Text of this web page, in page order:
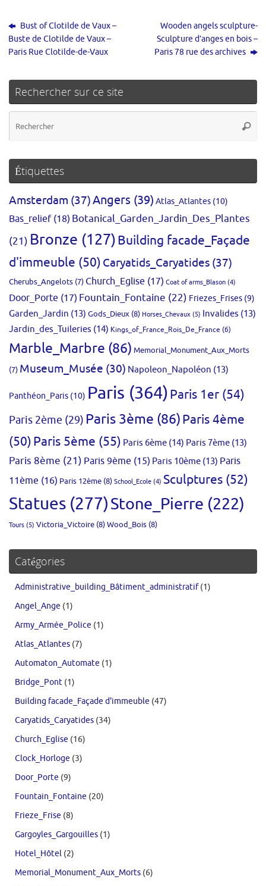
Bust of Clotilde de Vaux –
Buste de Clotilde de Vaux –
Paris Rue Clotilde-de-Vaux
Wooden angels sculpture-
Sculpture d’anges en bois –
Paris 78 rue des archives
Rechercher sur ce site
Étiquettes
Amsterdam (37)Angers (39) Atlas_Atlantes (10)
Bas_relief(18) Botanical_Garden_Jardin_Des_Plantes
(21) Bronze (127)Building facade_Façade
d'immeuble (50) Caryatids_Caryatides (37)
Cherubs_Angelots (7) Church_Eglise (17) Coat of arms_Blason (4)
Door_Porte (17) Fountain_Fontaine (22) Friezes_Frises (9)
Garden_Jardin (13) Gods_Dieux (8) Horses_Chevaux (5) Invalides (13)
Jardin_des_Tuileries (14) Kings_of_France_Rois_De_France (6)
Marble_Marbre (86) Memorial_Monument_Aux_Morts
(7) Museum_Musée (30) Napoleon_Napoléon (13)
Panthéon_Paris (10) Paris (364)Paris 1er (54)
Paris 2ème (29) Paris 3ème (86)Paris 4ème
(50)Paris 5ème (55) Paris 6ème (14) Paris 7ème (13)
Paris 8ème (21) Paris 9ème (15) Paris 10ème (13) Paris
11ème (16) Paris 12ème (8) School_Ecole (4) Sculptures (52)
Statues (277)Stone_Pierre (222)
Tours (5) Victoria_Victoire (8)Wood_Bois (8)
Catégories
Administrative_building_Bâtiment_administratif(1)
Angel_Ange (1)
Army_Armée_Police (1)
Atlas_Atlantes (7)
Automaton_Automate (1)
Bridge_Pont (1)
Building facade_Façade d'immeuble (47)
Caryatids_Caryatides (34)
Church_Eglise (16)
Clock_Horloge (3)
Door_Porte (9)
Fountain_Fontaine (20)
Frieze_Frise (8)
Gargoyles_Gargouilles (1)
Hotel_Hôtel (2)
Memorial_Monument_Aux_Morts (6)